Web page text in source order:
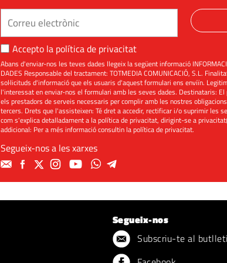
Accepto la política de privacitat
Abans d'enviar-nos les teves dades llegeix la següent informació
DADES Responsable del tractament: TOTMEDIA COMUNICACIÓ, S.L.
sol·licituds d'informació que els usuaris d'aquest formulari ens enviïn.
l'interessat en enviar-nos el formulari amb les seves dades. Destinataris:
els prestadors de serveis necessaris per complir amb les nostres
tercers. Drets que l'assisteixen: Té dret a accedir, rectificar i/o suprimir les
com s'explica detalladament a la política de privacitat, dirigint-se a
addicional: Per a més informació consultin lapolítica de privacitat.
Segueix-nos a les xarxes
Segueix-nos
Subscriu-te al